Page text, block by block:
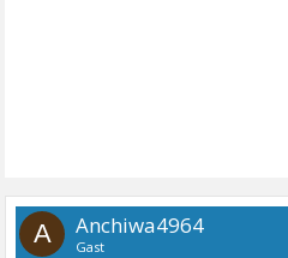
A Anchiwa4964
Gast